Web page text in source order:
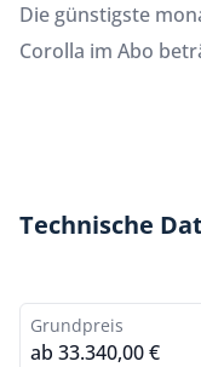
Die günstigste
Corolla im Abo
Technische
Grundpreis
ab 33.340,00 €